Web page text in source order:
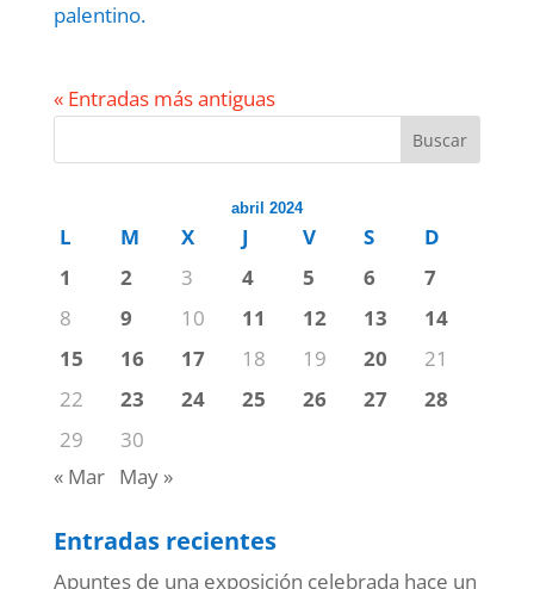
palentino.
« Entradas más antiguas
Buscar
abril 2024
L M X J V S
D
1
2 3 4 5 6
7
8
9 10 11 12 13
14
15
16 17 18 19 20
21
22
23 24 25 26 27
28
29
30
« Mar May »
Entradas recientes
Apuntes de una exposición celebrada hace un